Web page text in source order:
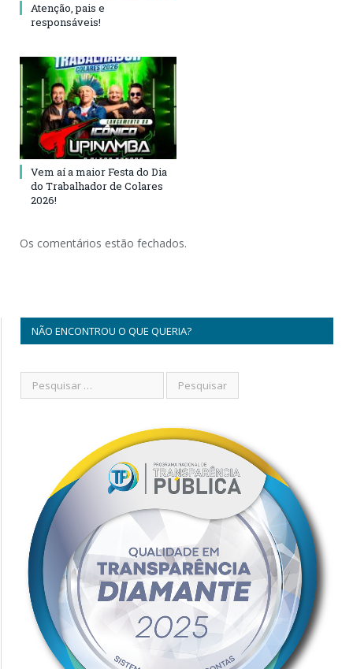
Atenção, pais e
responsáveis!
Vem aí a maior Festa do Dia
do Trabalhador de Colares
2026!
Os comentários estão fechados.
NÃO ENCONTROU O QUE QUERIA?